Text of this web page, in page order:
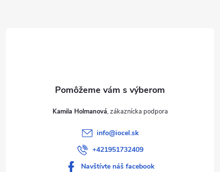
Kamila Holmanová
info@iocel.sk
+421951732409
Navštívte náš facebook